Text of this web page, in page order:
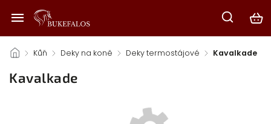
/ Kůň / Deky na koně / Deky termostájové / Kavalkade
Kavalkade